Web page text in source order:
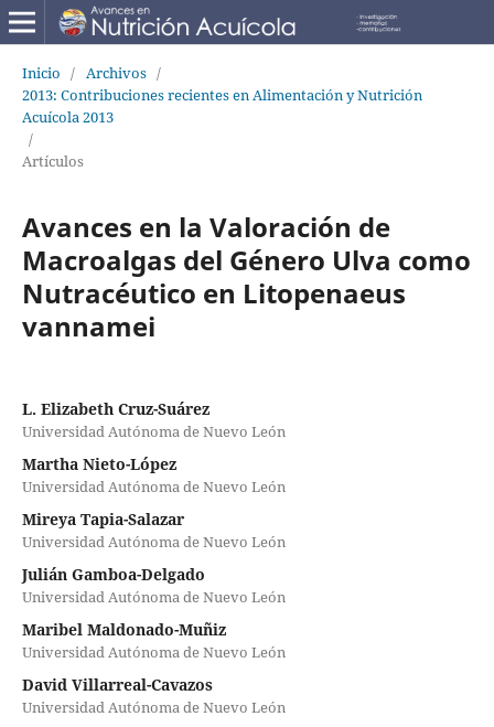
Inicio / Archivos /
2013: Contribuciones recientes en Alimentación y Nutrición
Acuícola 2013
/
Artículos
Avances en la Valoración de
Macroalgas del Género Ulva como
Nutracéutico en Litopenaeus
vannamei
L. Elizabeth Cruz-Suárez
Universidad Autónoma de Nuevo León
Martha Nieto-López
Universidad Autónoma de Nuevo León
Mireya Tapia-Salazar
Universidad Autónoma de Nuevo León
Julián Gamboa-Delgado
Universidad Autónoma de Nuevo León
Maribel Maldonado-Muñiz
Universidad Autónoma de Nuevo León
David Villarreal-Cavazos
Universidad Autónoma de Nuevo León